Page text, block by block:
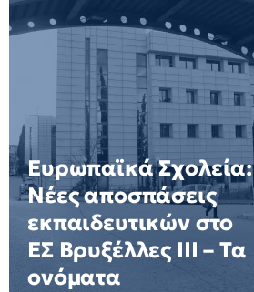
Ευρωπαϊκά Σχολεία:
Νέες αποσπάσεις
εκπαιδευτικών στο
ΕΣ Βρυξέλλες ΙΙΙ – Τα
ονόματα